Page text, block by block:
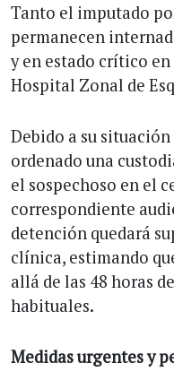
Tanto el imputado
permanecen
y en estado crítico
Hospital Zonal de
Debido a su
ordenado una
el sospechoso en el
correspondiente
detención quedará
clínica, estimando
allá de las 48 horas
habituales.
Medidas urgentes y